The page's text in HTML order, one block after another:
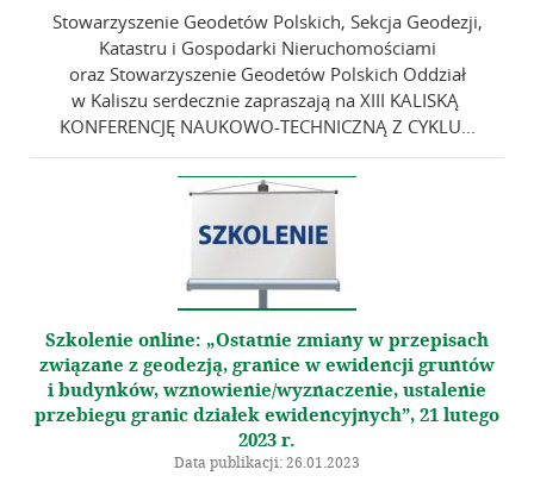
Stowarzyszenie Geodetów Polskich, Sekcja Geodezji,
Katastru i Gospodarki Nieruchomościami
oraz Stowarzyszenie Geodetów Polskich Oddział
w Kaliszu serdecznie zapraszają na XIII KALISKĄ
KONFERENCJĘ NAUKOWO-TECHNICZNĄ Z CYKLU...
Szkolenie online: „Ostatnie zmiany w przepisach
związane z geodezją, granice w ewidencji gruntów
i budynków, wznowienie/wyznaczenie, ustalenie
przebiegu granic działek ewidencyjnych”, 21 lutego
2023 r.
Data publikacji: 26.01.2023